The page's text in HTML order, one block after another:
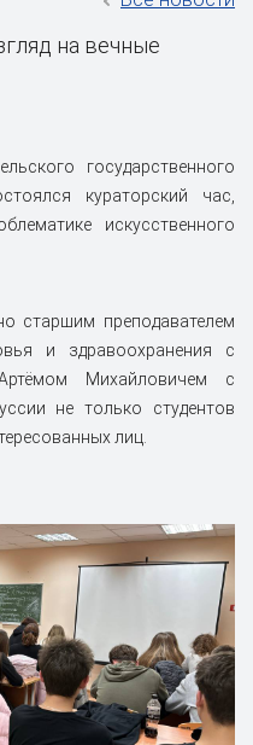
на вечные
государственного
кураторский час,
искусственного
старшим преподавателем
и здравоохранения с
Михайловичем с
не только студентов
лиц.